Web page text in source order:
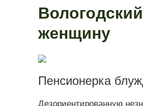
женщину
Пенсионерка
Дезориентированную